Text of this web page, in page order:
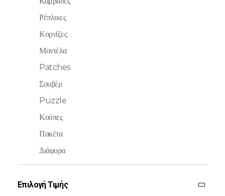
Ρέπλικες
Κορνίζες
Μοντέλα
Patches
Σουβέρ
Puzzle
Κούπες
Πακέτα
Διάφορα
Επιλογή Τιμής